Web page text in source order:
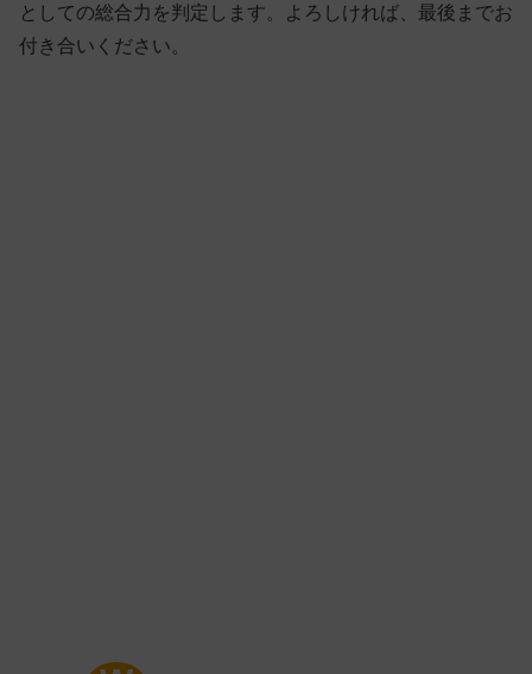
としての総合力を判定します。よろしければ、最後までお
付き合いください。